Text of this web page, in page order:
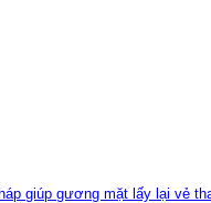
giúp gương mặt lấy lại vẻ